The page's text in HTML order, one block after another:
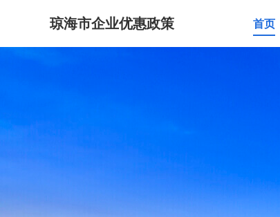
琼海市企业优惠政策 首页